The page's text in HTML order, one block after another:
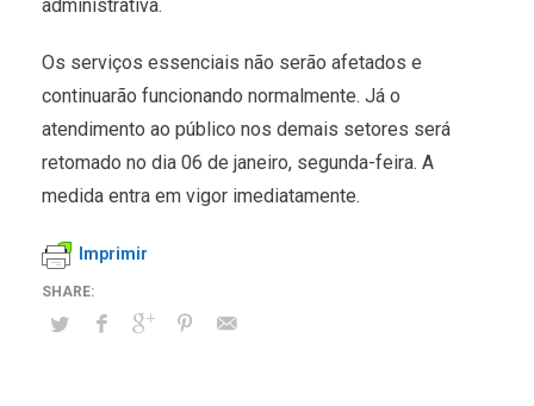
administrativa.
Os serviços essenciais não serão afetados e
continuarão funcionando normalmente. Já o
atendimento ao público nos demais setores será
retomado no dia 06 de janeiro, segunda-feira. A
medida entra em vigor imediatamente.
Imprimir